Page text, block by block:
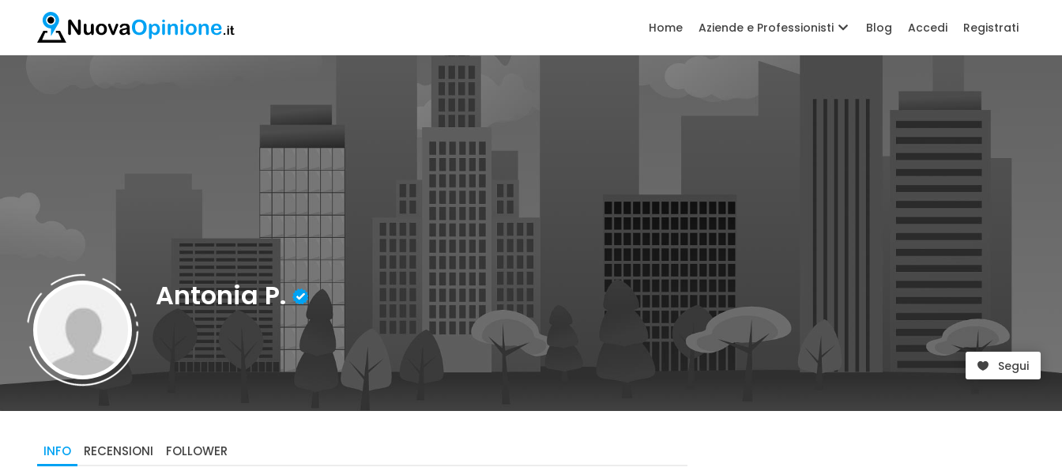
Home Aziende e Professionisti Blog Accedi Registrati
Antonia P.
Segui
INFO RECENSIONI FOLLOWER